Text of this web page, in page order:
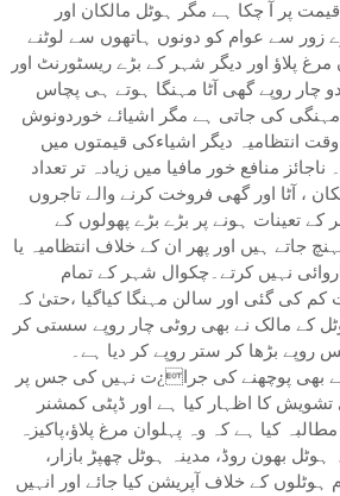
پر آ چکا ہے مگر ہوٹل مالکان اور
زور سے عوام کو دونوں ہاتھوں سے لوٹنے
پلاﺅ اور دیگر شہر کے بڑے ریسٹورنٹ اور
چار روپے گھی آٹا مہنگا ہوتے ہی پچاس
کی جاتی ہے مگر اشیائے خوردونوش
انتظامیہ دیگر اشیاءکی قیمتوں میں
منافع خور مافیا میں زیادہ تر تعداد
، آٹا اور گھی فروخت کرنے والے تاجروں
تعینات ہونے پر بڑے بڑے پھولوں کے
جاتے ہیں اور پھر ان کے خلاف انتظامیہ یا
نہیں کرتے۔چکوال شہر کے تمام
کی گئی اور سالن مہنگا کیاگیا ،حتیٰ کہ
کے مالک نے بھی روٹی چار روپے سستی کر
روپے بڑھا کر ستر روپے کر دیا ہے۔
بھی پوچھنے کی جرا¿ت نہیں کی جس پر
کا اظہار کیا ہے اور ڈپٹی کمشنر
کیا ہے کہ وہ پہلوان مرغ پلاﺅ،پاکیزہ
بھون روڈ، مدینہ ہوٹل چھپڑ بازار،
کے خلاف آپریشن کیا جائے اور انہیں